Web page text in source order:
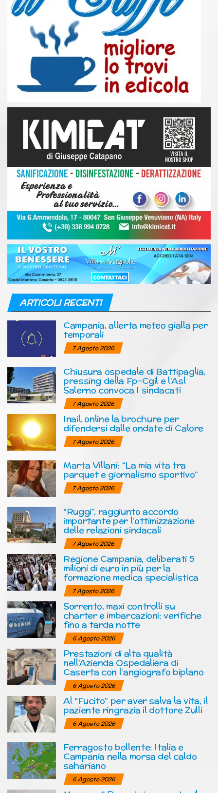
ARTICOLI RECENTI
Campania, allerta meteo gialla per
temporali
7 Agosto 2026
Chiusura ospedale di Battipaglia,
pressing della Fp-Cgil e l’Asl
Salerno convoca I sindacati
7 Agosto 2026
Inail, online la brochure per
difendersi dalle ondate di Calore
7 Agosto 2026
Marta Villani: “La mia vita tra
parquet e giornalismo sportivo”
7 Agosto 2026
“Ruggi”, raggiunto accordo
importante per l’ottimizzazione
delle relazioni sindacali
7 Agosto 2026
Regione Campania, deliberati 5
milioni di euro in più per la
formazione medica specialistica
7 Agosto 2026
Sorrento, maxi controlli su
charter e imbarcazioni: verifiche
fino a tarda notte
6 Agosto 2026
Prestazioni di alta qualità
nell’Azienda Ospedaliera di
Caserta con l’angiografo biplano
6 Agosto 2026
Al “Fucito” per aver salva la vita, il
paziente ringrazia il dottore Zulli
6 Agosto 2026
Ferragosto bollente: Italia e
Campania nella morsa del caldo
sahariano
6 Agosto 2026